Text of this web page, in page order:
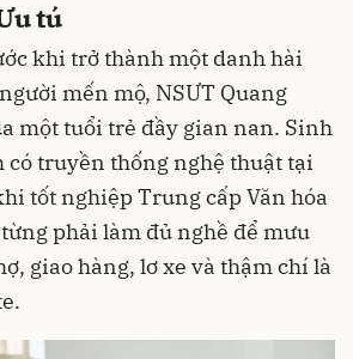
tú
khi trở thành một danh hài
mến mộ, NSƯT Quang
một tuổi trẻ đầy gian nan. Sinh
truyền thống nghệ thuật tại
tốt nghiệp Trung cấp Văn hóa
phải làm đủ nghề để mưu
giao hàng, lơ xe và thậm chí là